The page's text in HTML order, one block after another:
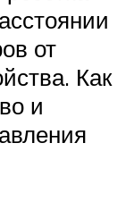
от
Как
и